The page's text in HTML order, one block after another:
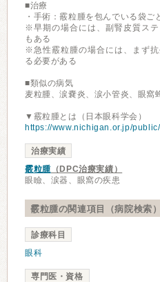
■治療
・手術：霰粒腫を包んでいる袋ご
※早期の場合には、副腎皮質ス
もある
※急性霰粒腫の場合には、まず
る必要がある
■類似の病気
麦粒腫、涙嚢炎、涙小管炎、眼
▼霰粒腫とは（日本眼科学会）
https://www.nichigan.or.jp/
治療実績
霰粒腫（DPC治療実績）
眼瞼、涙器、眼窩の疾患
霰粒腫の関連項目（病院検索）
診療科目
眼科
専門医・資格